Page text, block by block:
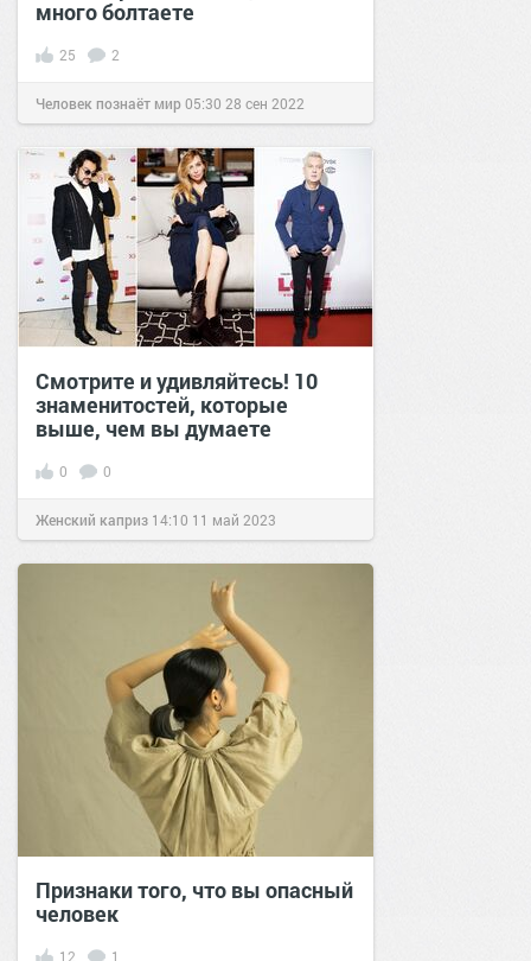
много болтаете
25 2
Человек познаёт мир05:30 28 сен 2022
Смотрите и удивляйтесь! 10
знаменитостей, которые
выше, чем вы думаете
0 0
Женский каприз 14:10 11 май 2023
Признаки того, что вы опасный
человек
12 1